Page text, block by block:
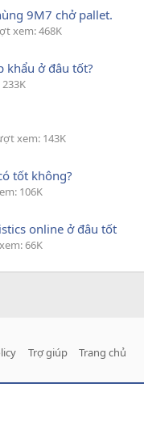
9M7 chở pallet.
xem: 468K
khẩu ở đâu tốt?
xem: 143K
tốt không?
106K
online ở đâu tốt
66K
Trợ giúp Trang chủ